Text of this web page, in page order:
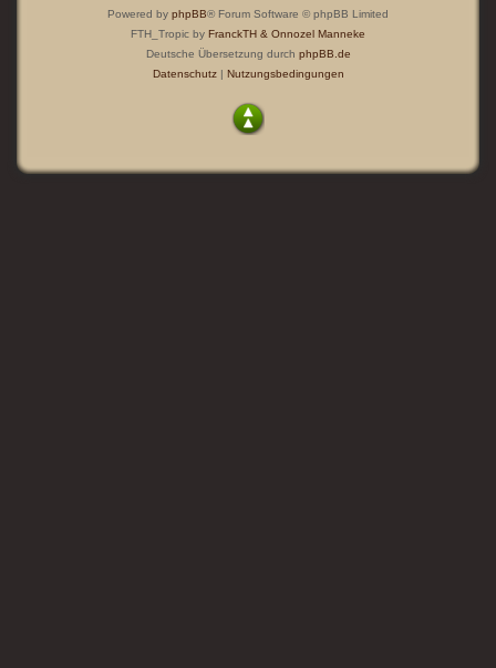
Powered by phpBB® Forum Software © phpBB Limited
FTH_Tropic by FranckTH & Onnozel Manneke
Deutsche Übersetzung durch phpBB.de
Datenschutz| Nutzungsbedingungen